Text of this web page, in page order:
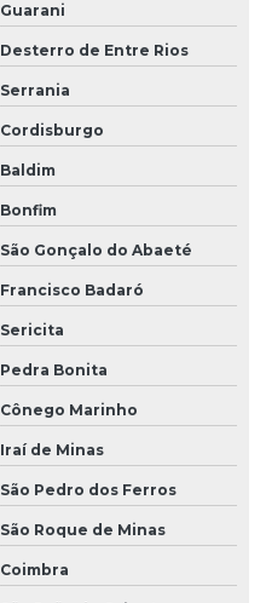
Guarani
Desterro de Entre Rios
Serrania
Cordisburgo
Baldim
Bonfim
São Gonçalo do Abaeté
Francisco Badaró
Sericita
Pedra Bonita
Cônego Marinho
Iraí de Minas
São Pedro dos Ferros
São Roque de Minas
Coimbra